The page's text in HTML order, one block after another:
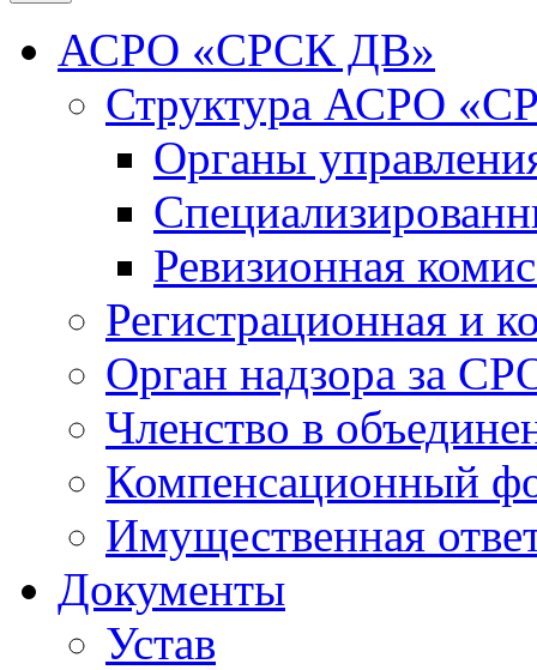
АСРО «СРСК ДВ»
Структура АСРО
Органы
Ревизионная
Регистрационная и
Орган надзора за
Членство в
Компенсационный
Имущественная
Документы
Устав